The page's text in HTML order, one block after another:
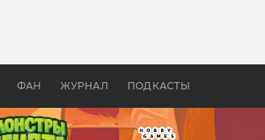
ФАН ЖУРНАЛ ПОДКАСТЫ
бы «Властелина колец»